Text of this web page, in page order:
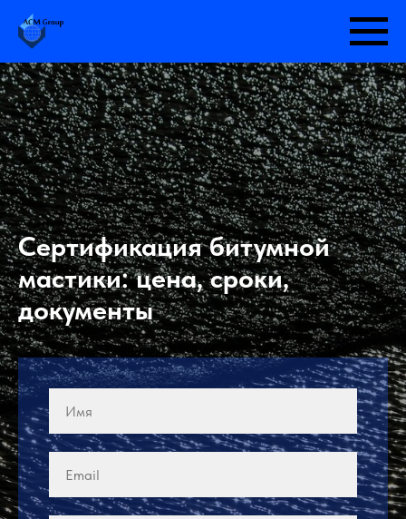
Сертификация битумной
мастики: цена, сроки,
документы